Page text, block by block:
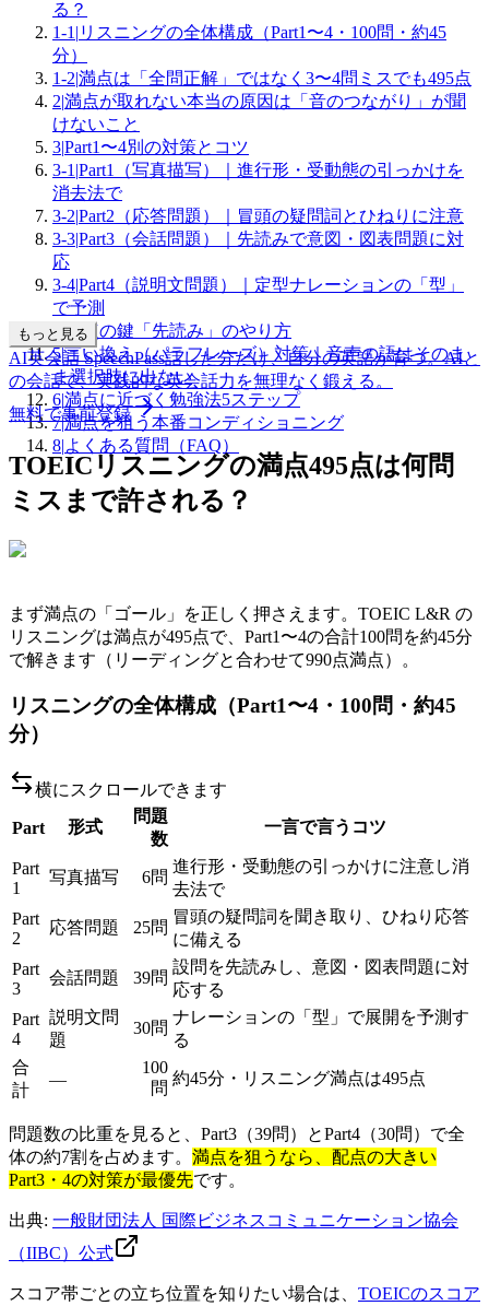
る？
1-1 | リスニングの全体構成（Part1〜4・100問・約45
分）
1-2|満点は「全問正解」ではなく3〜4問ミスでも495点
2|満点が取れない本当の原因は「音のつながり」が聞
けないこと
3|Part1〜4別の対策とコツ
3-1 |Part1（写真描写）｜進行形・受動態の引っかけを
消去法で
3-2|Part2（応答問題）｜冒頭の疑問詞とひねりに注意
3-3|Part3（会話問題）｜先読みで意図・図表問題に対
応
3-4|Part4（説明文問題）｜定型ナレーションの「型」
で予測
4 |満点の鍵「先読み」のやり方
5|言い換え（パラフレーズ）対策｜音声の語はそのま
ま選択肢に出ない
6|満点に近づく勉強法5ステップ
7|満点を狙う本番コンディショニング
8|よくある質問（FAQ）
もっと見る
AI英会話 SpeechPass話した分だけ、自分の英語が育つ。AIと
の会話で、実践的な英会話力を無理なく鍛える。
無料で事前登録
TOEICリスニングの満点495点は何問
ミスまで許される？
まず満点の「ゴール」を正しく押さえます。TOEIC L&R の
リスニングは満点が495点で、Part1〜4の合計100問を約45分
で解きます（リーディングと合わせて990点満点）。
リスニングの全体構成（Part1〜4・100問・約45
分）
横にスクロールできます
Part 形式
問題
数
一言で言うコツ
Part
1
写真描写 6問
進行形・受動態の引っかけに注意し消
去法で
Part
2
応答問題 25問
冒頭の疑問詞を聞き取り、ひねり応答
に備える
Part
3
会話問題 39問
設問を先読みし、意図・図表問題に対
応する
Part
4
説明文問
題
30問
ナレーションの「型」で展開を予測す
る
合
計
—
100
問
約45分・リスニング満点は495点
問題数の比重を見ると、Part3（39問）とPart4（30問）で全
体の約7割を占めます。 満点を狙うなら、配点の大きい
Part3・4の対策が最優先です。
出典: 一般財団法人 国際ビジネスコミュニケーション協会
（IIBC）公式
スコア帯ごとの立ち位置を知りたい場合は、 TOEICのスコア